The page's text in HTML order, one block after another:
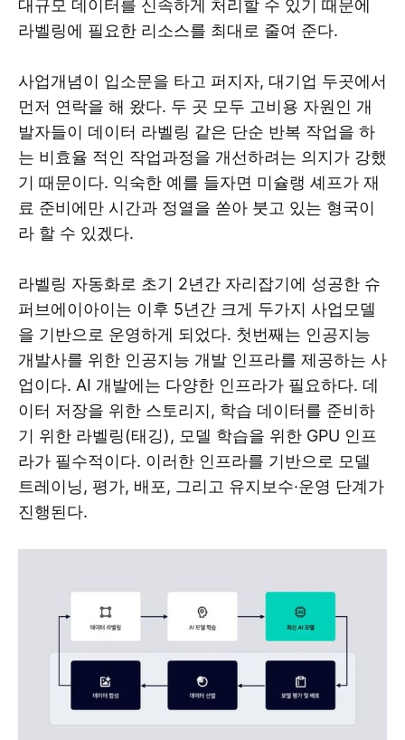
대규모 데이터를 신속하게 처리할 수 있기 때문에
라벨링에 필요한 리소스를 최대로 줄여 준다.
사업개념이 입소문을 타고 퍼지자, 대기업 두곳에서
먼저 연락을 해 왔다. 두 곳 모두 고비용 자원인 개
발자들이 데이터 라벨링 같은 단순 반복 작업을 하
는 비효율 적인 작업과정을 개선하려는 의지가 강했
기 때문이다. 익숙한 예를 들자면 미슐랭 셰프가 재
료 준비에만 시간과 정열을 쏟아 붓고 있는 형국이
라 할 수 있겠다.
라벨링 자동화로 초기 2년간 자리잡기에 성공한 슈
퍼브에이아이는 이후 5년간 크게 두가지 사업모델
을 기반으로 운영하게 되었다. 첫번째는 인공지능
개발사를 위한 인공지능 개발 인프라를 제공하는 사
업이다. AI 개발에는 다양한 인프라가 필요하다. 데
이터 저장을 위한 스토리지, 학습 데이터를 준비하
기 위한 라벨링(태깅), 모델 학습을 위한 GPU 인프
라가 필수적이다. 이러한 인프라를 기반으로 모델
트레이닝, 평가, 배포, 그리고 유지보수·운영 단계가
진행된다.